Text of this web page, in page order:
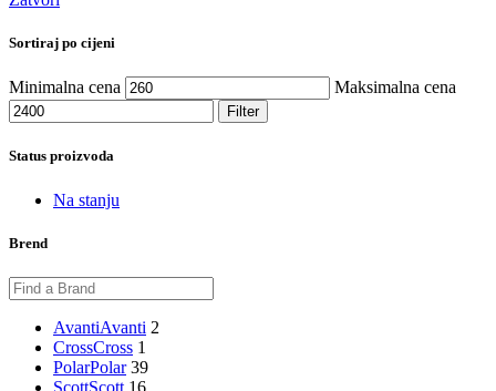
Sortiraj po cijeni
Minimalna cena Maksimalna cena
Filter
Status proizvoda
Na stanju
Brend
AvantiAvanti 2
CrossCross 1
PolarPolar 39
ScottScott 16